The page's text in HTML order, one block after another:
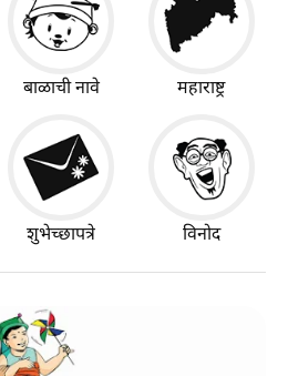
बाळाची नावे महाराष्ट्र
शुभेच्छापत्रे विनोद